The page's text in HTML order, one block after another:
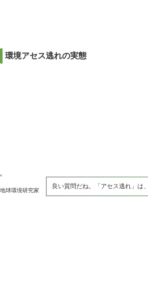
環境アセス逃れの実態
地球環境研究家
良い質問だね。「アセス逃れ」は